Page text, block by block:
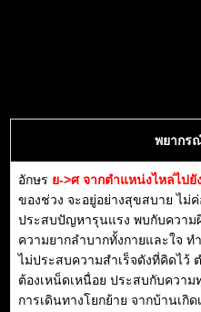
พยากร
อักษร ย->ศ จากตำแหน่งไหล่ไป
ของช่วง จะอยู่อย่างสุขสบาย ไม่
ประสบปัญหารุนแรง พบกับความ
ความยากลำบากทั้งกายและใจ
ไม่ประสบความสำเร็จดังที่คิดไว้
ต้องเหน็ดเหนื่อย ประสบกับควา
การเดินทางโยกย้าย จากบ้านเกิ